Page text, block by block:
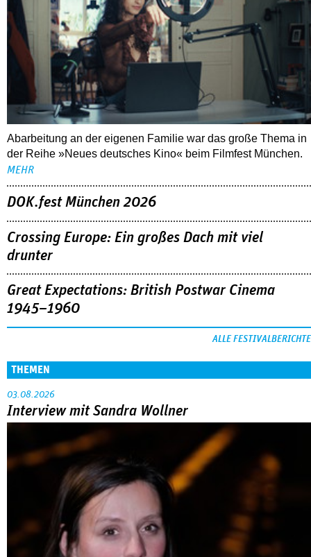
06.08.2026
Filmfest München – Neues deutsches Kino
Abarbeitung an der eigenen Familie war das große Thema in
der Reihe »Neues deutsches Kino« beim Filmfest München.
MEHR
DOK.fest München 2026
Crossing Europe: Ein großes Dach mit viel
drunter
Great Expectations: British Postwar Cinema
1945–1960
ALLE FESTIVALBERICHTE
Interview mit Sandra Wollner